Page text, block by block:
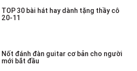
TOP 30 bài hát hay dành tặng thầy cô
20-11
Nốt đánh đàn guitar cơ bản cho người
mới bắt đầu